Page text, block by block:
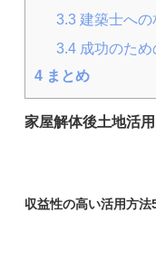
3.3 建築士への
3.4成功のため
4まとめ
家屋解体後土地活
収益性の高い活用方法